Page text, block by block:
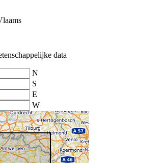
data
N
S
E
W